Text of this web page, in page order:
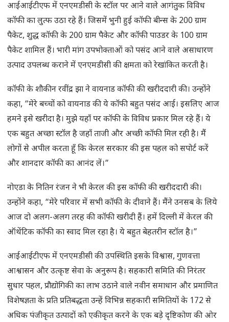
आईआईटीएफ में एनएमडीसी के स्टॉल पर आने वाले आगंतुक विविध
कॉफी का लुत्फ उठा रहे हैं। जिसमें भुनी हुई कॉफी बीन्स के 200 ग्राम
पैकेट, शुद्ध कॉफी के 200 ग्राम पैकेट और कॉफी पाउडर के 100 ग्राम
पैकेट शामिल हैं। भारी मांग उपभोक्ताओं को पसंद आने वाले असाधारण
उत्पाद उपलब्ध कराने में एनएमडीसी की क्षमता को रेखांकित करती है।
कॉफी के शौकीन रवींद्र झा ने वायनाड कॉफी की खरीददारी की। उन्होंने
कहा, “मेरे बच्चों को वायनाड की ये कॉफी बहुत पसंद आई। इसलिए आज
हमने इसे खरीदा है। मुझे यहाँ पर कॉफी के विविध प्रकार मिल रहे हैं। ये
एक बहुत अच्छा स्टॉल है जहाँ ताजी और अच्छी कॉफी मिल रही है। मैं
लोगों से अपील करता हूँ कि केरल सरकार की इस पहल को सपोर्ट करें
और शानदार कॉफी का आनंद लें।”
नोएडा के नितिन रंजन ने भी केरल की इस कॉफी की खरीददारी की।
उन्होंने कहा, “मेरे परिवार में सभी कॉफी के दीवाने हैं। मैंने उनसब के लिये
आज दो अलग-अलग तरह की कॉफी खरीदी हैं। हमें दिल्ली में केरल की
ऑथेंटिक कॉफी का स्वाद मिल रहा है। ये बहुत बेहतरीन स्टॉल है।”
आईआईटीएफ में एनएमडीसी की उपस्थिति इसके विश्वास, गुणवत्ता
आश्वासन और उत्कृष्ट सेवा के अनुरूप है। सहकारी समिति की निरंतर
सुधार पहल, प्रौद्योगिकी का लाभ उठाने वाले नवीन समाधान और प्रमाणित
विशेषज्ञता के प्रति प्रतिबद्धता उन्हें विभिन्न सहकारी समितियों के 172 से
अधिक पंजीकृत उत्पादों को एकीकृत करने के एक बड़े दृष्टिकोण की ओर